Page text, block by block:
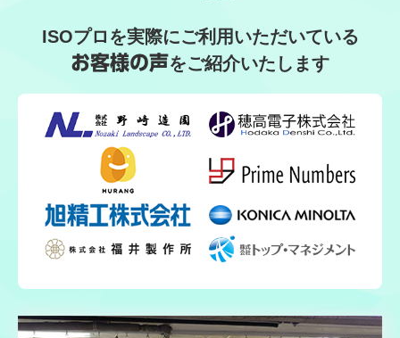
ISOプロを実際にご利用いただいている
お客様の声をご紹介いたします